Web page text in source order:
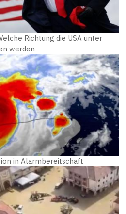
Richtung die USA unter
werden
in Alarmbereitschaft